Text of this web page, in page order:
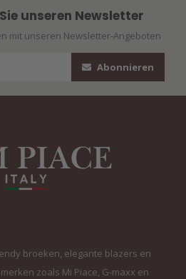
unseren Newsletter
mit unseren Newsletter-Angeboten
Abonnieren
broeken, elegante blazers en
zoals Mi Piace, G-maxx en